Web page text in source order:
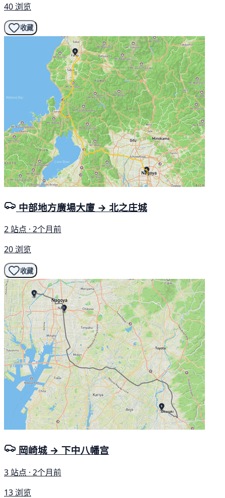
40 浏览
收藏
中部地方廣場大廈 → 北之庄城
2 站点 · 2个月前
20 浏览
收藏
岡崎城 → 下中八幡宫
3 站点 · 2个月前
13 浏览